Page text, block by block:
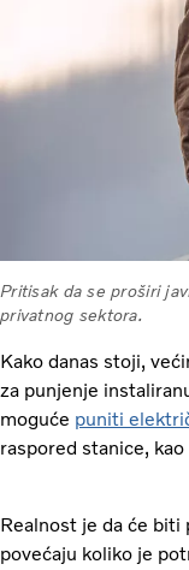
Pritisak da se proširi
privatnog sektora.
Kako danas stoji,
za punjenje
moguće puniti
raspored stanice,
Realnost je da će biti
povećaju koliko je